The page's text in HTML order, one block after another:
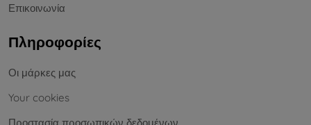
Επικοινωνία
Πληροφορίες
Οι μάρκες μας
Your cookies